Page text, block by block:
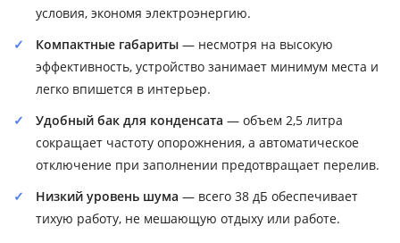
условия, экономя электроэнергию.
Компактные габариты — несмотря на высокую
эффективность, устройство занимает минимум места и
легко впишется в интерьер.
Удобный бак для конденсата — объем 2,5 литра
сокращает частоту опорожнения, а автоматическое
отключение при заполнении предотвращает перелив.
Низкий уровень шума — всего 38 дБ обеспечивает
тихую работу, не мешающую отдыху или работе.